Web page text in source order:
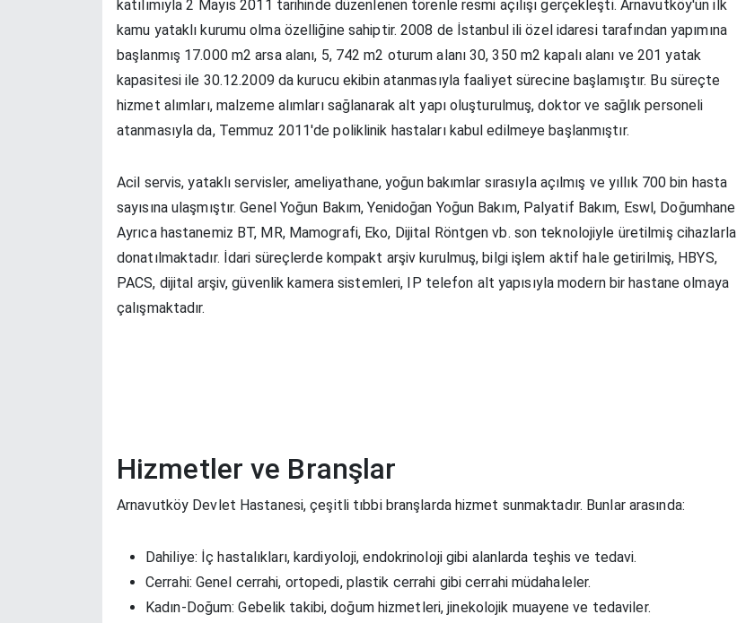
katılımıyla 2 Mayıs 2011 tarihinde düzenlenen törenle resmi açılışı gerçekleşti. Arnavutköy'ün ilk
kamu yataklı kurumu olma özelliğine sahiptir. 2008 de İstanbul ili özel idaresi tarafından yapımına
başlanmış 17.000 m2 arsa alanı, 5, 742 m2 oturum alanı 30, 350 m2 kapalı alanı ve 201 yatak
kapasitesi ile 30.12.2009 da kurucu ekibin atanmasıyla faaliyet sürecine başlamıştır. Bu süreçte
hizmet alımları, malzeme alımları sağlanarak alt yapı oluşturulmuş, doktor ve sağlık personeli
atanmasıyla da, Temmuz 2011'de poliklinik hastaları kabul edilmeye başlanmıştır.
Acil servis, yataklı servisler, ameliyathane, yoğun bakımlar sırasıyla açılmış ve yıllık 700 bin hasta
sayısına ulaşmıştır. Genel Yoğun Bakım, Yenidoğan Yoğun Bakım, Palyatif Bakım, Eswl, Doğumhane
Ayrıca hastanemiz BT, MR, Mamografi, Eko, Dijital Röntgen vb. son teknolojiyle üretilmiş cihazlarla
donatılmaktadır. İdari süreçlerde kompakt arşiv kurulmuş, bilgi işlem aktif hale getirilmiş, HBYS,
PACS, dijital arşiv, güvenlik kamera sistemleri, IP telefon alt yapısıyla modern bir hastane olmaya
çalışmaktadır.
Hizmetler ve Branşlar
Arnavutköy Devlet Hastanesi, çeşitli tıbbi branşlarda hizmet sunmaktadır. Bunlar arasında:
Dahiliye: İç hastalıkları, kardiyoloji, endokrinoloji gibi alanlarda teşhis ve tedavi.
Cerrahi: Genel cerrahi, ortopedi, plastik cerrahi gibi cerrahi müdahaleler.
Kadın-Doğum: Gebelik takibi, doğum hizmetleri, jinekolojik muayene ve tedaviler.